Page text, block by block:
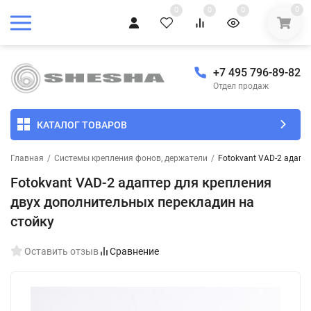
0 0 0 0
+7 495 796-89-82
Отдел продаж
КАТАЛОГ ТОВАРОВ
Главная / Системы крепления фонов, держатели / Fotokvant VAD-2
Fotokvant VAD-2 адаптер для крепления
двух дополнительных перекладин на
стойку
Оставить отзыв Сравнение